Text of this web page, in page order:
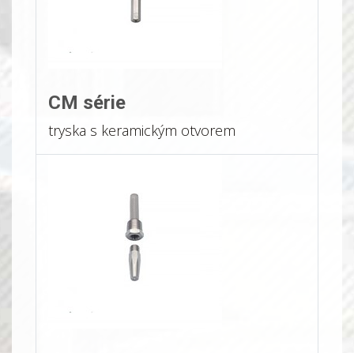
CM série
tryska s keramickým otvorem